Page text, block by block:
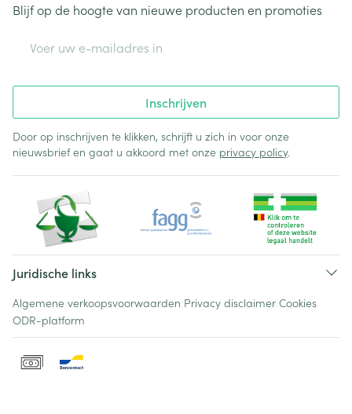
Blijf op de hoogte van nieuwe producten en promoties
Inschrijven
Door op inschrijven te klikken, schrijft u zich in voor onze
nieuwsbrief en gaat u akkoord met onze privacy policy.
Juridische links
Algemene verkoopsvoorwaarden Privacy disclaimer Cookies
ODR-platform